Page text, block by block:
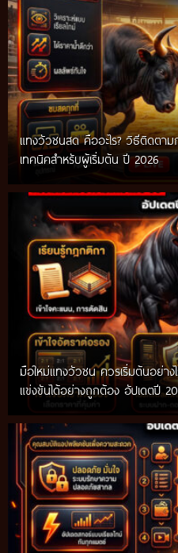
แทงวัวชนสด คืออะไร? วิธีติดตา
เทคนิคสำหรับผู้เริ่มต้น ปี 2026
มือใหม่แทงวัวชน ควรเริ่มต้นอย่างไ
แข่งขันได้อย่างถูกต้อง อัปเดตปี